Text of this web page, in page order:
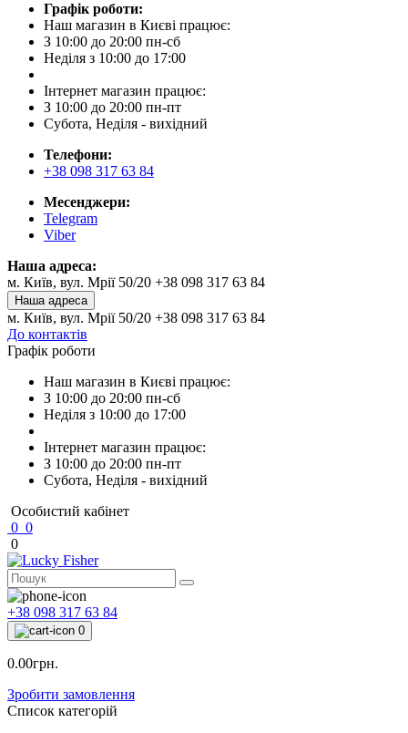
Графік роботи:
Наш магазин в Києві працює:
З 10:00 до 20:00 пн-сб
Неділя з 10:00 до 17:00
Інтернет магазин працює:
З 10:00 до 20:00 пн-пт
Субота, Неділя - вихідний
Телефони:
+38 098 317 63 84
Месенджери:
Telegram
Viber
Наша адреса:
м. Київ, вул. Мрії 50/20 +38 098 317 63 84
Наша адреса
м. Київ, вул. Мрії 50/20 +38 098 317 63 84
До контактів
Графік роботи
Наш магазин в Києві працює:
З 10:00 до 20:00 пн-сб
Неділя з 10:00 до 17:00
Інтернет магазин працює:
З 10:00 до 20:00 пн-пт
Субота, Неділя - вихідний
Особистий кабінет
0 0
0
+38 098 317 63 84
0
0.00грн.
Зробити замовлення
Список категорій